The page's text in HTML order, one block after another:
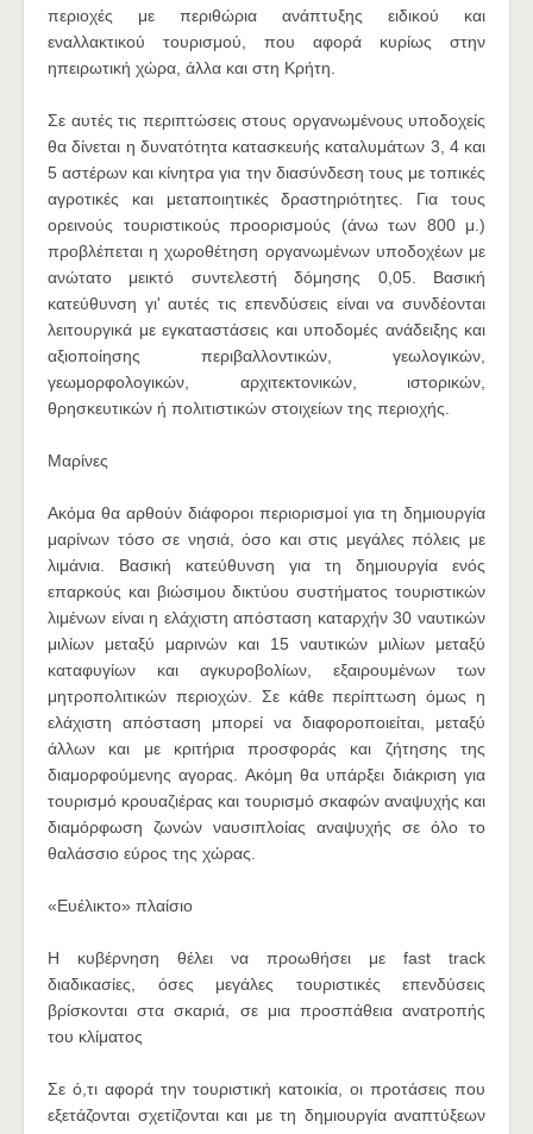
περιοχές με περιθώρια ανάπτυξης ειδικού και
εναλλακτικού τουρισμού, που αφορά κυρίως στην
ηπειρωτική χώρα, άλλα και στη Κρήτη.
Σε αυτές τις περιπτώσεις στους οργανωμένους υποδοχείς
θα δίνεται η δυνατότητα κατασκευής καταλυμάτων 3, 4 και
5 αστέρων και κίνητρα για την διασύνδεση τους με τοπικές
αγροτικές και μεταποιητικές δραστηριότητες. Για τους
ορεινούς τουριστικούς προορισμούς (άνω των 800 μ.)
προβλέπεται η χωροθέτηση οργανωμένων υποδοχέων με
ανώτατο μεικτό συντελεστή δόμησης 0,05. Βασική
κατεύθυνση γι' αυτές τις επενδύσεις είναι να συνδέονται
λειτουργικά με εγκαταστάσεις και υποδομές ανάδειξης και
αξιοποίησης περιβαλλοντικών, γεωλογικών,
γεωμορφολογικών, αρχιτεκτονικών, ιστορικών,
θρησκευτικών ή πολιτιστικών στοιχείων της περιοχής.
Μαρίνες
Ακόμα θα αρθούν διάφοροι περιορισμοί για τη δημιουργία
μαρίνων τόσο σε νησιά, όσο και στις μεγάλες πόλεις με
λιμάνια. Βασική κατεύθυνση για τη δημιουργία ενός
επαρκούς και βιώσιμου δικτύου συστήματος τουριστικών
λιμένων είναι η ελάχιστη απόσταση καταρχήν 30 ναυτικών
μιλίων μεταξύ μαρινών και 15 ναυτικών μιλίων μεταξύ
καταφυγίων και αγκυροβολίων, εξαιρουμένων των
μητροπολιτικών περιοχών. Σε κάθε περίπτωση όμως η
ελάχιστη απόσταση μπορεί να διαφοροποιείται, μεταξύ
άλλων και με κριτήρια προσφοράς και ζήτησης της
διαμορφούμενης αγορας. Ακόμη θα υπάρξει διάκριση για
τουρισμό κρουαζιέρας και τουρισμό σκαφών αναψυχής και
διαμόρφωση ζωνών ναυσιπλοίας αναψυχής σε όλο το
θαλάσσιο εύρος της χώρας.
«Ευέλικτο» πλαίσιο
Η κυβέρνηση θέλει να προωθήσει με fast track
διαδικασίες, όσες μεγάλες τουριστικές επενδύσεις
βρίσκονται στα σκαριά, σε μια προσπάθεια ανατροπής
του κλίματος
Σε ό,τι αφορά την τουριστική κατοικία, οι προτάσεις που
εξετάζονται σχετίζονται και με τη δημιουργία αναπτύξεων